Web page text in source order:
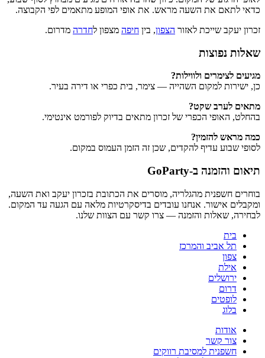
כדאי לתאם את השעה מראש. את אופי המופע מתאמים לפי הקבוצה.
זכרון יעקב שייכת לאזור הצפון, בין חיפה מצפון לחדרה מדרום.
שאלות נפוצות
מגיעים לצימרים ולווילות?
כן, ישירות למקום השהייה — צימר, בית כפרי או דירה בעיר.
מתאים לערב שקט?
בהחלט, האופי הכפרי של זכרון מתאים בדיוק לפורמט אינטימי.
כמה מראש להזמין?
לסופי שבוע עדיף להקדים, שכן זה הזמן העמוס במקום.
תיאום והזמנה ב-GoParty
בוחרים חשפנית מהגלריה, מוסרים את הכתובת בזכרון יעקב ואת השעה,
ומקבלים אישור. אנחנו עובדים בדיסקרטיות מלאה עם הגעה עד המקום.
לבחירה, שאלות והזמנה — צרו קשר עם הצוות שלנו.
בית
תל אביב והמרכז
צפון
אילת
ירושלים
דרום
לופטים
בלוג
אודות
צור קשר
חשפנית למסיבת רווקים